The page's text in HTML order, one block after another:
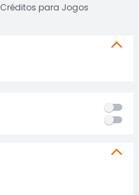
Créditos para Jogos